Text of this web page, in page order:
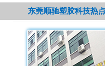
东莞顺驰塑胶科技热